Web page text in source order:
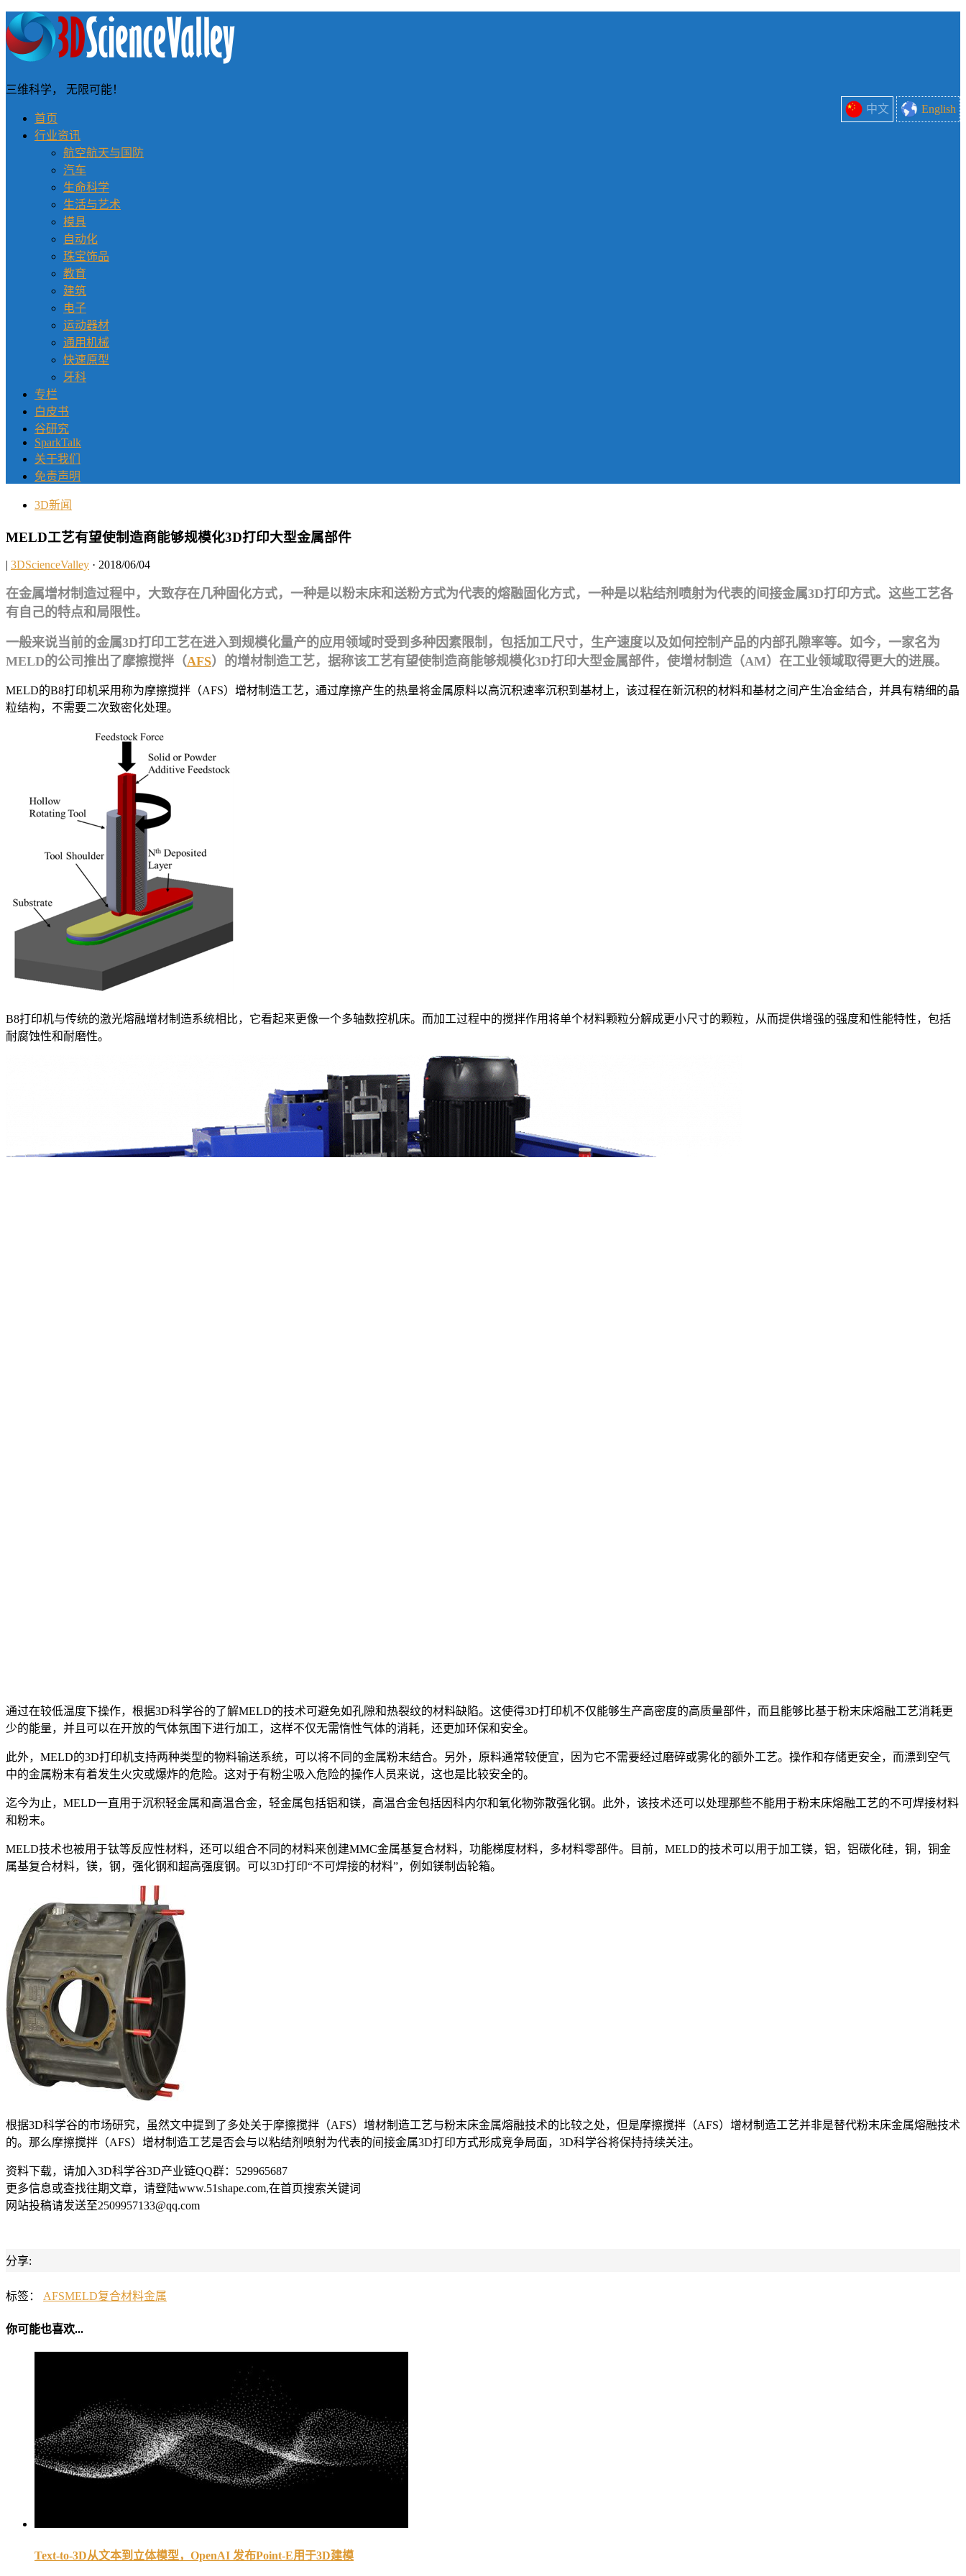
中文 English
三维科学， 无限可能！
首页
行业资讯
航空航天与国防
汽车
生命科学
生活与艺术
模具
自动化
珠宝饰品
教育
建筑
电子
运动器材
通用机械
快速原型
牙科
专栏
白皮书
谷研究
SparkTalk
关于我们
免责声明
3D新闻
MELD工艺有望使制造商能够规模化3D打印大型金属部件
| 3DScienceValley · 2018/06/04
在金属增材制造过程中，大致存在几种固化方式，一种是以粉末床和送粉方式为代表的熔融固化方式，一种是以粘结剂喷射为代表的间接金属3D打印方式。这些工艺各
有自己的特点和局限性。
一般来说当前的金属3D打印工艺在进入到规模化量产的应用领域时受到多种因素限制，包括加工尺寸，生产速度以及如何控制产品的内部孔隙率等。如今，一家名为
MELD的公司推出了摩擦搅拌（AFS）的增材制造工艺，据称该工艺有望使制造商能够规模化3D打印大型金属部件，使增材制造（AM）在工业领域取得更大的进展。
MELD的B8打印机采用称为摩擦搅拌（AFS）增材制造工艺，通过摩擦产生的热量将金属原料以高沉积速率沉积到基材上，该过程在新沉积的材料和基材之间产生冶金结合，并具有精细的晶
粒结构，不需要二次致密化处理。
B8打印机与传统的激光熔融增材制造系统相比，它看起来更像一个多轴数控机床。而加工过程中的搅拌作用将单个材料颗粒分解成更小尺寸的颗粒，从而提供增强的强度和性能特性，包括
耐腐蚀性和耐磨性。
通过在较低温度下操作，根据3D科学谷的了解MELD的技术可避免如孔隙和热裂纹的材料缺陷。这使得3D打印机不仅能够生产高密度的高质量部件，而且能够比基于粉末床熔融工艺消耗更
少的能量，并且可以在开放的气体氛围下进行加工，这样不仅无需惰性气体的消耗，还更加环保和安全。
此外，MELD的3D打印机支持两种类型的物料输送系统，可以将不同的金属粉末结合。另外，原料通常较便宜，因为它不需要经过磨碎或雾化的额外工艺。操作和存储更安全，而漂到空气
中的金属粉末有着发生火灾或爆炸的危险。这对于有粉尘吸入危险的操作人员来说，这也是比较安全的。
迄今为止，MELD一直用于沉积轻金属和高温合金，轻金属包括铝和镁，高温合金包括因科内尔和氧化物弥散强化钢。此外，该技术还可以处理那些不能用于粉末床熔融工艺的不可焊接材料
和粉末。
MELD技术也被用于钛等反应性材料，还可以组合不同的材料来创建MMC金属基复合材料，功能梯度材料，多材料零部件。目前，MELD的技术可以用于加工镁，铝，铝碳化硅，铜，铜金
属基复合材料，镁，钢，强化钢和超高强度钢。可以3D打印“不可焊接的材料”，例如镁制齿轮箱。
根据3D科学谷的市场研究，虽然文中提到了多处关于摩擦搅拌（AFS）增材制造工艺与粉末床金属熔融技术的比较之处，但是摩擦搅拌（AFS）增材制造工艺并非是替代粉末床金属熔融技术
的。那么摩擦搅拌（AFS）增材制造工艺是否会与以粘结剂喷射为代表的间接金属3D打印方式形成竞争局面，3D科学谷将保持持续关注。
资料下载，请加入3D科学谷3D产业链QQ群：529965687
更多信息或查找往期文章，请登陆www.51shape.com,在首页搜索关键词
网站投稿请发送至2509957133@qq.com
分享:
标签： AFSMELD复合材料金属
你可能也喜欢...
Text-to-3D从文本到立体模型，OpenAI 发布Point-E用于3D建模